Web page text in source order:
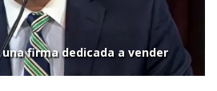
firma dedicada a vender